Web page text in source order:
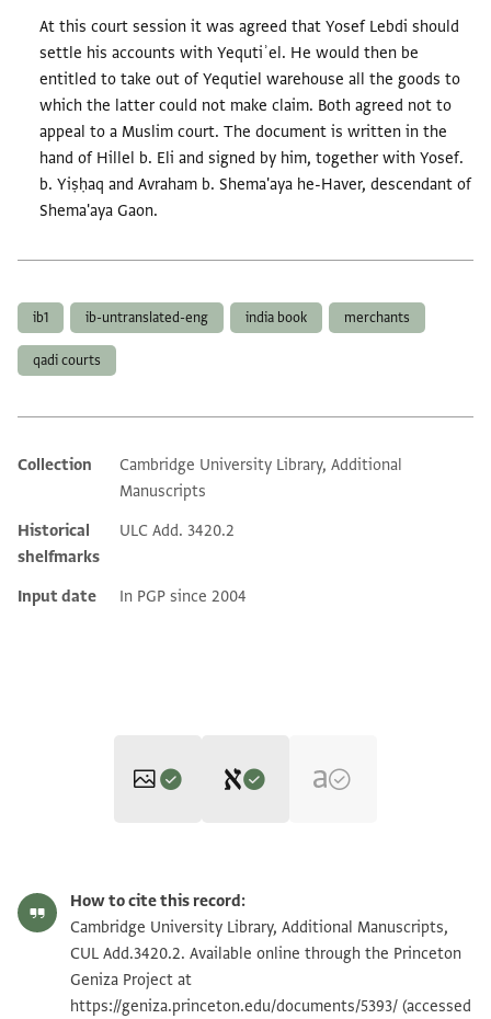
At this court session it was agreed that Yosef Lebdi should
settle his accounts with Yequtiʾel. He would then be
entitled to take out of Yequtiel warehouse all the goods to
which the latter could not make claim. Both agreed not to
appeal to a Muslim court. The document is written in the
hand of Hillel b. Eli and signed by him, together with Yosef.
b. Yiṣḥaq and Avraham b. Shema'aya he-Haver, descendant of
Shema'aya Gaon.
ib1 ib-untranslated-eng india book merchants
qadi courts
Additional metadata
Collection
Cambridge University Library, Additional
Manuscripts
Historical
shelfmarks
ULC Add. 3420.2
Input date In PGP since 2004
S. D. Goitein and Mordechai Akiva Friedman,
Lebdi prominent india trader: Cairo Genizah documents‎(in
Hebrew) (Ben-Zvi Institute, 2009).
verso (I, 8)
אסתקר אלאמר בין אלשיך אבי יעקוב מ יקותיאל
CUL Add.3420.2 1r
Image Permissions Statement
How to cite this record:
Cambridge University Library, Additional Manuscripts,
CUL Add.3420.2. Available online through the Princeton
Geniza Project at
https://geniza.princeton.edu/documents/5393/ (accessed